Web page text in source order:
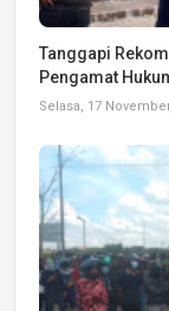
Tanggapi
Pengamat
Selasa, 17